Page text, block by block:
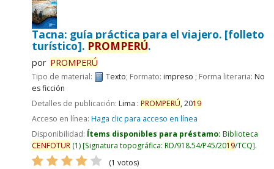
Tacna: guía práctica para el viajero. [folleto
turístico]. PROMPERÚ.
por PROMPERÚ
Tipo de material: Texto; Formato: impreso ; Forma literaria: No
es ficción
Detalles de publicación: Lima : PROMPERÚ,2019
Acceso en línea: Haga clic para acceso en línea
Disponibilidad: Ítems disponibles para préstamo: Biblioteca
CENFOTUR(1) Signatura topográfica: RD/918.54/P45/2019/TCQ .
(1 votos)